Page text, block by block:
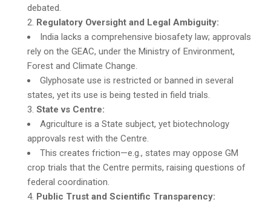
debated.
Regulatory Oversight and Legal Ambiguity:
India lacks a comprehensive biosafety law; approvals
rely on the GEAC, under the Ministry of Environment,
Forest and Climate Change.
Glyphosate use is restricted or banned in several
states, yet its use is being tested in field trials.
State vs Centre:
Agriculture is a State subject, yet biotechnology
approvals rest with the Centre.
This creates friction—e.g., states may oppose GM
crop trials that the Centre permits, raising questions of
federal coordination.
Public Trust and Scientific Transparency: